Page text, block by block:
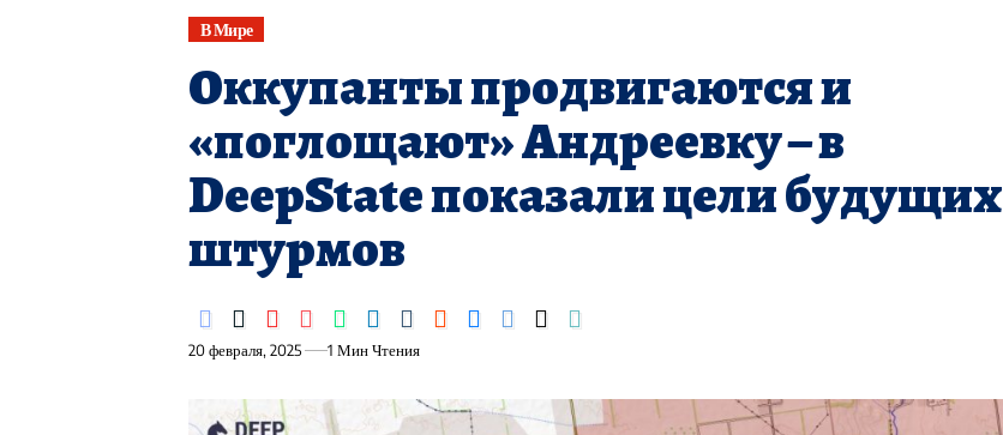
В Мире
Оккупанты продвигаются и
«поглощают» Андреевку – в ​
DeepState показали цели будущих
штурмов
20 февраля, 2025 1 Мин Чтения